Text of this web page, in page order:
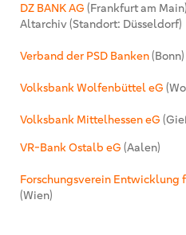
DZ BANK AG (Frankfurt am
Altarchiv (Standort: Düsseldorf)
Verband der PSD Banken(Bonn)
Volksbank Wolfenbüttel eG
Volksbank Mittelhessen eG
VR-Bank Ostalb eG (Aalen)
Forschungsverein Entwicklung
(Wien)